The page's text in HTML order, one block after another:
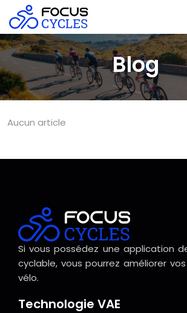
Blog
Aucun article
Si vous possédez une application
cyclable, vous pourrez améliorer
vélo.
Technologie VAE